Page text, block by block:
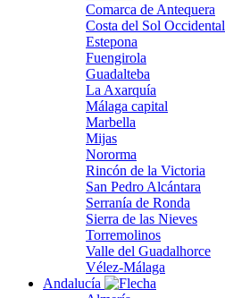
Comarca de Antequera
Costa del Sol Occidental
Estepona
Fuengirola
Guadalteba
La Axarquía
Málaga capital
Marbella
Mijas
Nororma
Rincón de la Victoria
San Pedro Alcántara
Serranía de Ronda
Sierra de las Nieves
Torremolinos
Valle del Guadalhorce
Vélez-Málaga
Andalucía